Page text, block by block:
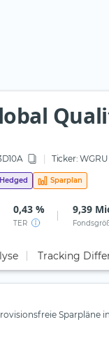
Ticker: WGRU
Hedged Sparplan
0,43 %
TER
9,39
Tracking
Sparpläne